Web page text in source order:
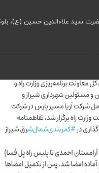
سید علاءالدین حسین (ع)،